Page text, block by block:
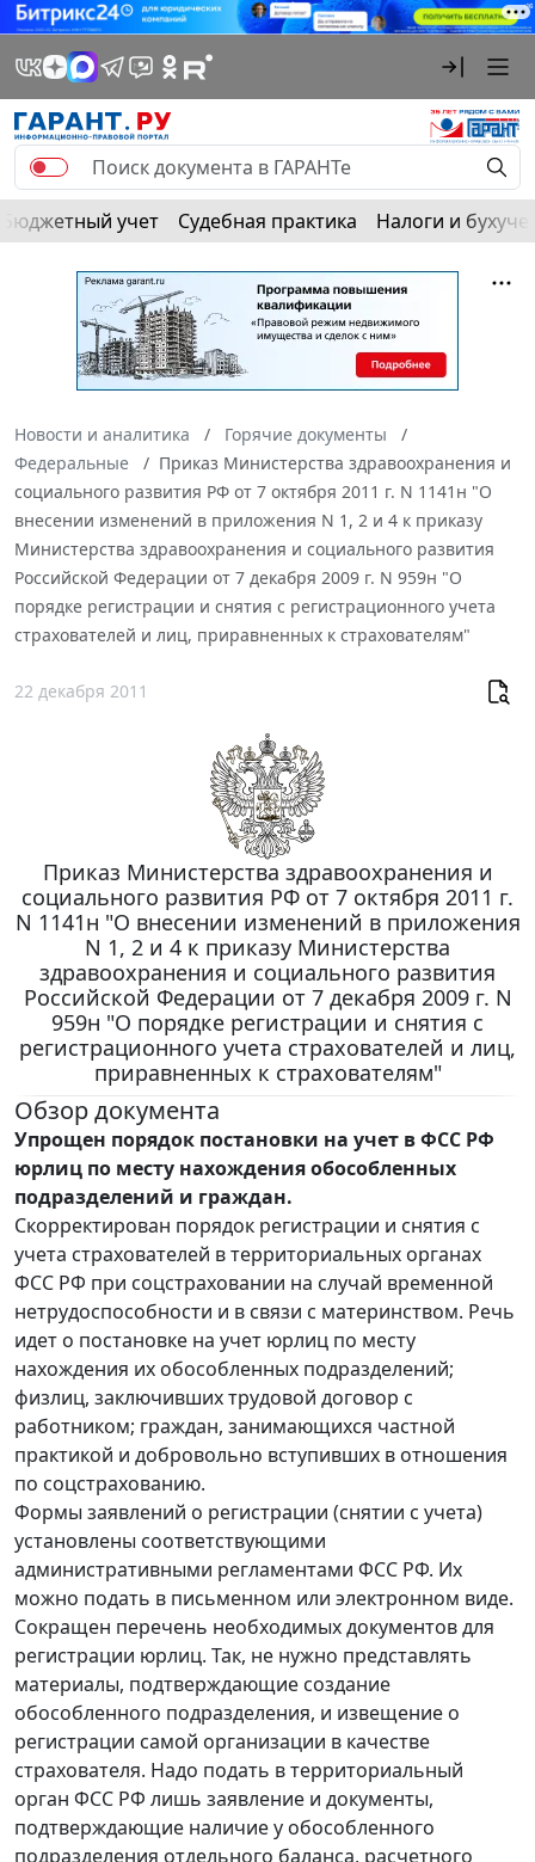
Бюджетный учет Судебная практика Налоги и
Новости и аналитика
Горячие документы
Федеральные
Приказ Министерства здравоохранения и
социального развития РФ от 7 октября 2011 г. N 1141н "О
внесении изменений в приложения N 1, 2 и 4 к приказу
Министерства здравоохранения и социального развития
Российской Федерации от 7 декабря 2009 г. N 959н "О
порядке регистрации и снятия с регистрационного учета
страхователей и лиц, приравненных к страхователям"
22 декабря 2011
Приказ Министерства здравоохранения и
социального развития РФ от 7 октября 2011 г.
N 1141н "О внесении изменений в приложения
N 1, 2 и 4 к приказу Министерства
здравоохранения и социального развития
Российской Федерации от 7 декабря 2009 г. N
959н "О порядке регистрации и снятия с
регистрационного учета страхователей и лиц,
приравненных к страхователям"
Обзор документа
Упрощен порядок постановки на учет в ФСС РФ
юрлиц по месту нахождения обособленных
подразделений и граждан.
Скорректирован порядок регистрации и снятия с
учета страхователей в территориальных органах
ФСС РФ при соцстраховании на случай временной
нетрудоспособности и в связи с материнством. Речь
идет о постановке на учет юрлиц по месту
нахождения их обособленных подразделений;
физлиц, заключивших трудовой договор с
работником; граждан, занимающихся частной
практикой и добровольно вступивших в отношения
по соцстрахованию.
Формы заявлений о регистрации (снятии с учета)
установлены соответствующими
административными регламентами ФСС РФ. Их
можно подать в письменном или электронном виде.
Сокращен перечень необходимых документов для
регистрации юрлиц. Так, не нужно представлять
материалы, подтверждающие создание
обособленного подразделения, и извещение о
регистрации самой организации в качестве
страхователя. Надо подать в территориальный
орган ФСС РФ лишь заявление и документы,
подтверждающие наличие у обособленного
подразделения отдельного баланса, расчетного